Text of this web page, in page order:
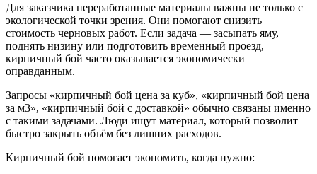
Для заказчика переработанные материалы важны не только с
экологической точки зрения. Они помогают снизить
стоимость черновых работ. Если задача — засыпать яму,
поднять низину или подготовить временный проезд,
кирпичный бой часто оказывается экономически
оправданным.
Запросы «кирпичный бой цена за куб», «кирпичный бой цена
за м3», «кирпичный бой с доставкой» обычно связаны именно
с такими задачами. Люди ищут материал, который позволит
быстро закрыть объём без лишних расходов.
Кирпичный бой помогает экономить, когда нужно: